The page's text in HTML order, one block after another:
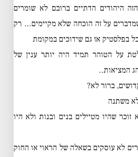
היהודים הדתיים ברובם לא שומרים
על זה הוכחה שלא מקיימים… רק
בפלסטיק אז גם שידוכים במקומת
על הטוהר תמיד היה יותר ענין של
המציאות..
ברור לא?
משתנה
זוכר שהיו מטיילים בנים ובנות ולא היו
לא עוסקים בשאלה של הראוי או החוק